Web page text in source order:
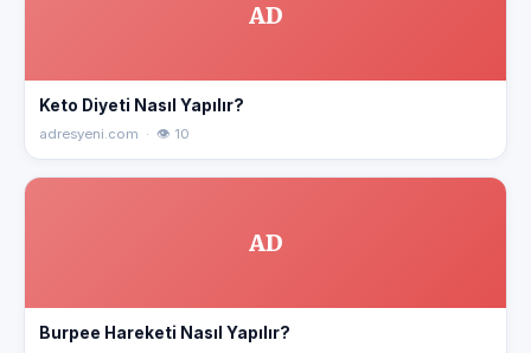
AD
Keto Diyeti Nasıl Yapılır?
adresyeni.com · 👁 10
AD
Burpee Hareketi Nasıl Yapılır?